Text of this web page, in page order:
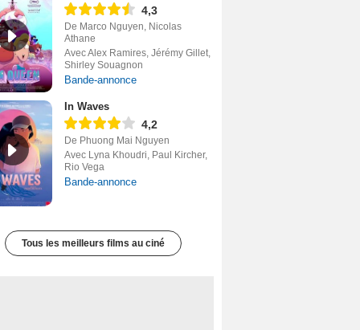
4,3
De Marco Nguyen, Nicolas
Athane
Avec Alex Ramires, Jérémy Gillet,
Shirley Souagnon
Bande-annonce
In Waves
4,2
De Phuong Mai Nguyen
Avec Lyna Khoudri, Paul Kircher,
Rio Vega
Bande-annonce
Tous les meilleurs films au ciné